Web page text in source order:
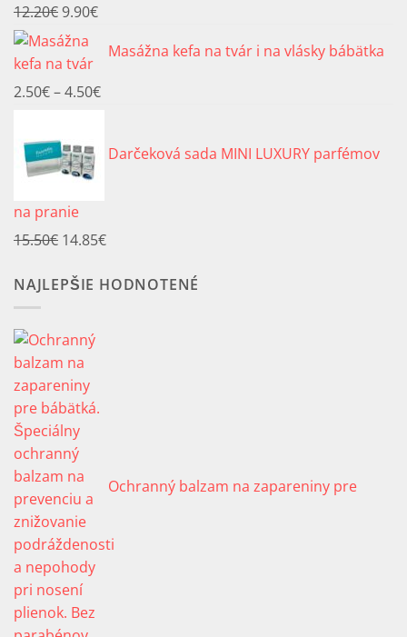
12.20€Pôvodná
cena
bola:
9.90€Aktuálna
je:Masážna kefa na tvár i na vlásky bábätka
2.50€–4.50€Price
through
Darčeková sada MINI LUXURY parfémov
na pranie
15.50€ Pôvodná
bola:
14.85€Aktuálna
je:
NAJLEPŠIE HODNOTENÉ
Ochranný balzam na zapareniny pre